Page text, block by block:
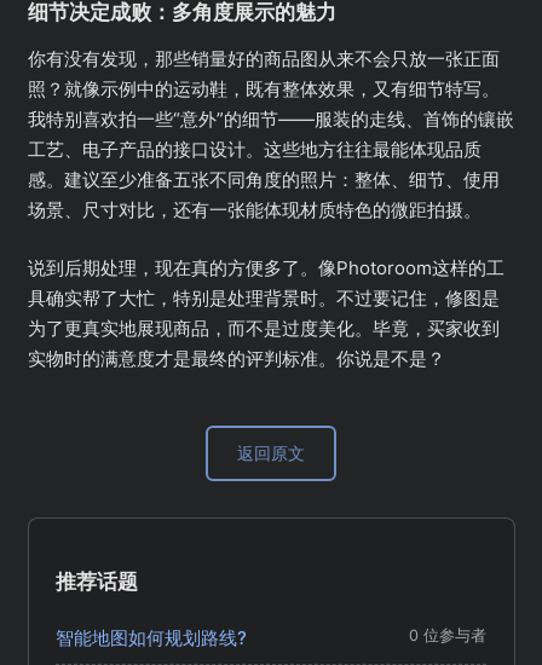
细节决定成败：多角度展示的魅力
你有没有发现，那些销量好的商品图从来不会只放一张正面
照？就像示例中的运动鞋，既有整体效果，又有细节特写。
我特别喜欢拍一些“意外”的细节——服装的走线、首饰的镶嵌
工艺、电子产品的接口设计。这些地方往往最能体现品质
感。建议至少准备五张不同角度的照片：整体、细节、使用
场景、尺寸对比，还有一张能体现材质特色的微距拍摄。
说到后期处理，现在真的方便多了。像Photoroom这样的工
具确实帮了大忙，特别是处理背景时。不过要记住，修图是
为了更真实地展现商品，而不是过度美化。毕竟，买家收到
实物时的满意度才是最终的评判标准。你说是不是？
返回原文
推荐话题
智能地图如何规划路线? 0 位参与者